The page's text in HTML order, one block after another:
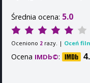
Średnia ocena: 5.0
Oceniono 2 razy. | Oceń
Ocena IMDb©: